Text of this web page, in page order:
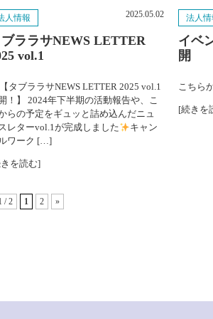
人情報 2025.05.02
ブララサNEWS LETTER
vol.1
【タブララサNEWS LETTER 2025 vol.1
！】 2024年下半期の活動報告や、こ
らの予定をギュッと詰め込んだニュ
レターvol.1が完成しました
キャン
ワーク […]
を読む]
法人情
イベ
開
こちら
[続きを
/ 2 1 2 »